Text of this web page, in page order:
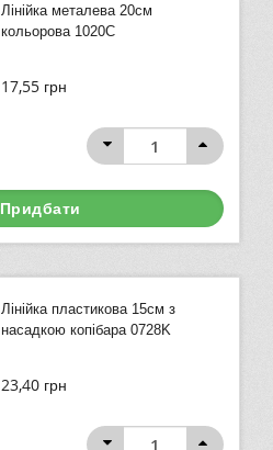
Лінійка металева 20см
кольорова 1020C
17,55 грн
Придбати
Лінійка пластикова 15см з
насадкою копібара 0728K
23,40 грн